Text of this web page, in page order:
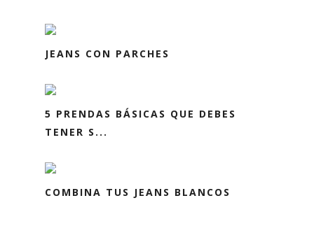
JEANS CON PARCHES
5 PRENDAS BÁSICAS QUE DEBES
TENER S...
COMBINA TUS JEANS BLANCOS